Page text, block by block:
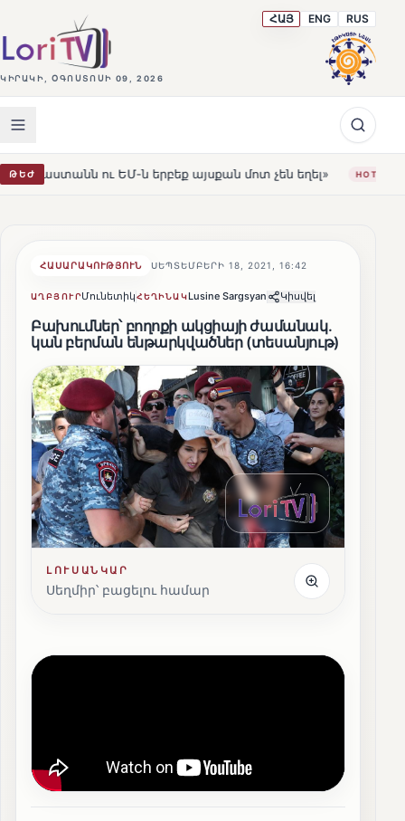
ԿԻՐԱԿԻ, ՕԳՈՍՏՈՍԻ 09, 2026
ՀԱՅ ENG RUS
ԹԵԺ
ԵՄ-ն երբեք այսքան մոտ չեն եղել» HOT Լեռնահովիտի
ՀԱՍԱՐԱԿՈՒԹՅՈՒՆ ՍԵՊՏԵՄԲԵՐԻ 18, 2021, 16:42
ԱՂԲՅՈՒՐՄունետիկՀԵՂԻՆԱԿLusine Sargsyan Կիսվել
Բախումներ՝ բողոքի ակցիայի ժամանակ․
կան բերման ենթարկվածներ (տեսանյութ)
ԼՈՒՍԱՆԿԱՐ
Սեղմիր՝ բացելու համար